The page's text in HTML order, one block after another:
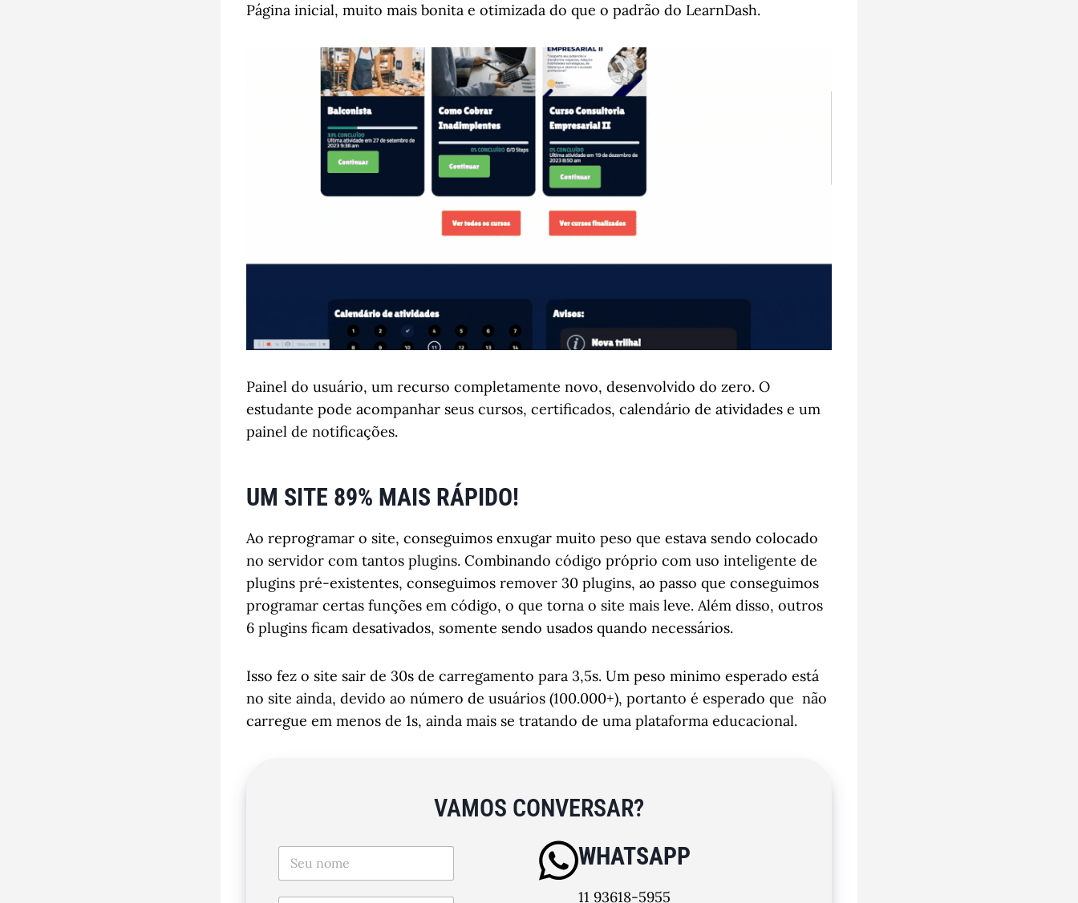
Página inicial, muito mais bonita e otimizada do que o padrão do LearnDash.
Painel do usuário, um recurso completamente novo, desenvolvido do zero. O
estudante pode acompanhar seus cursos, certificados, calendário de atividades e um
painel de notificações.
UM SITE 89% MAIS RÁPIDO!
Ao reprogramar o site, conseguimos enxugar muito peso que estava sendo colocado
no servidor com tantos plugins. Combinando código próprio com uso inteligente de
plugins pré-existentes, conseguimos remover 30 plugins, ao passo que conseguimos
programar certas funções em código, o que torna o site mais leve. Além disso, outros
6 plugins ficam desativados, somente sendo usados quando necessários.
Isso fez o site sair de 30s de carregamento para 3,5s. Um peso minimo esperado está
no site ainda, devido ao número de usuários (100.000+), portanto é esperado que não
carregue em menos de 1s, ainda mais se tratando de uma plataforma educacional.
VAMOS CONVERSAR?
N
m
e
p
r
WHATSAPP
11 93618-5955